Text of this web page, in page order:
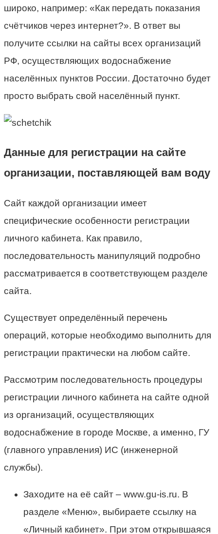
широко, например: «Как передать показания
счётчиков через интернет?». В ответ вы
получите ссылки на сайты всех организаций
РФ, осуществляющих водоснабжение
населённых пунктов России. Достаточно будет
просто выбрать свой населённый пункт.
Данные для регистрации на сайте
организации, поставляющей вам воду
Сайт каждой организации имеет
специфические особенности регистрации
личного кабинета. Как правило,
последовательность манипуляций подробно
рассматривается в соответствующем разделе
сайта.
Существует определённый перечень
операций, которые необходимо выполнить для
регистрации практически на любом сайте.
Рассмотрим последовательность процедуры
регистрации личного кабинета на сайте одной
из организаций, осуществляющих
водоснабжение в городе Москве, а именно, ГУ
(главного управления) ИС (инженерной
службы).
Заходите на её сайт – www.gu-is.ru. В
разделе «Меню», выбираете ссылку на
«Личный кабинет». При этом открывшаяся